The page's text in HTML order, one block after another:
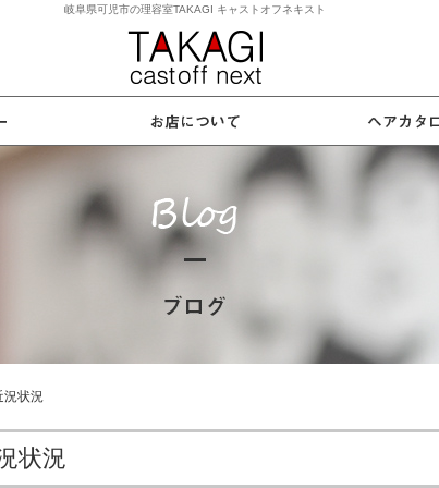
岐阜県可児市の理容室TAKAGI キャストオフネキスト
況状況
状況